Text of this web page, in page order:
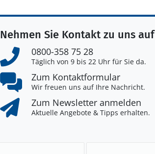
Nehmen Sie Kontakt zu uns auf
0800-358 75 28
Täglich von 9 bis 22 Uhr für Sie da.
Zum Kontaktformular
Wir freuen uns auf Ihre Nachricht.
Zum Newsletter anmelden
Aktuelle Angebote & Tipps erhalten.